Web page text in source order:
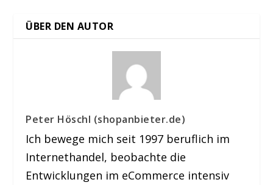
ÜBER DEN AUTOR
Peter Höschl (shopanbieter.de)
Ich bewege mich seit 1997 beruflich im
Internethandel, beobachte die
Entwicklungen im eCommerce intensiv